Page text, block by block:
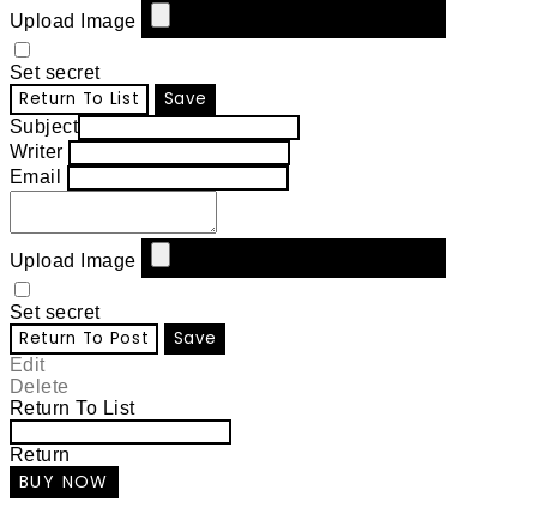
Upload Image
Set secret
Return To List Save
Subject
Writer
Email
Upload Image
Set secret
Return To Post Save
Edit
Delete
Return To List
Return